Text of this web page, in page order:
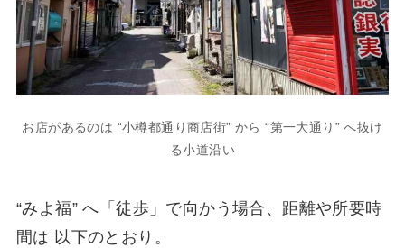
お店があるのは “小樽都通り商店街” から “第一大通り” へ抜け
る小道沿い
“みよ福” へ「徒歩」で向かう場合、距離や所要時
間は 以下のとおり。